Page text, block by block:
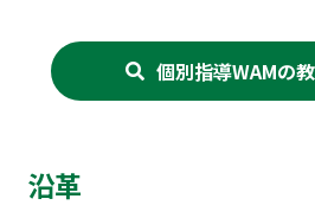
個別指導WAMの
沿革